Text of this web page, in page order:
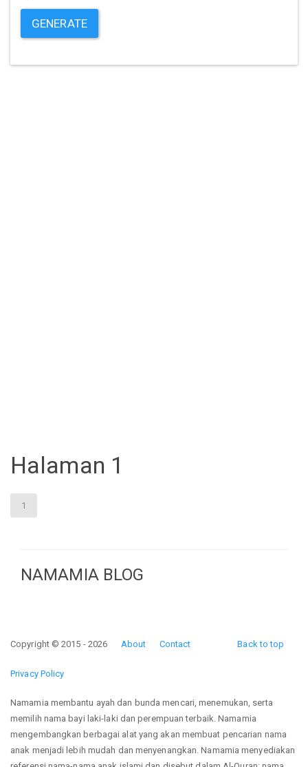
GENERATE
Halaman 1
1
NAMAMIA BLOG
Back to top
Copyright © 2015 - 2026 About Contact
Privacy Policy
Namamia membantu ayah dan bunda mencari, menemukan, serta
memilih nama bayi laki-laki dan perempuan terbaik. Namamia
mengembangkan berbagai alat yang akan membuat pencarian nama
anak menjadi lebih mudah dan menyenangkan. Namamia menyediakan